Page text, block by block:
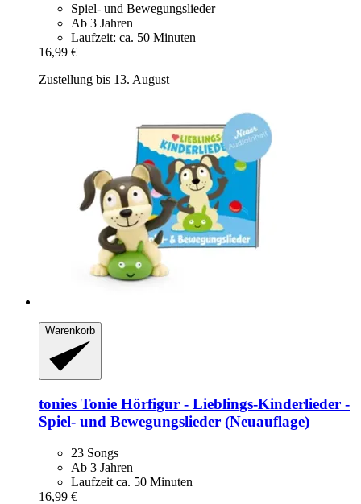
Spiel- und Bewegungslieder
Ab 3 Jahren
Laufzeit: ca. 50 Minuten
16,99 €
Zustellung bis 13. August
Warenkorb
tonies Tonie Hörfigur -​ Lieblings-​Kinderlieder -​
Spiel-​ und Bewegungslieder (Neuauflage)
23 Songs
Ab 3 Jahren
Laufzeit ca. 50 Minuten
16,99 €